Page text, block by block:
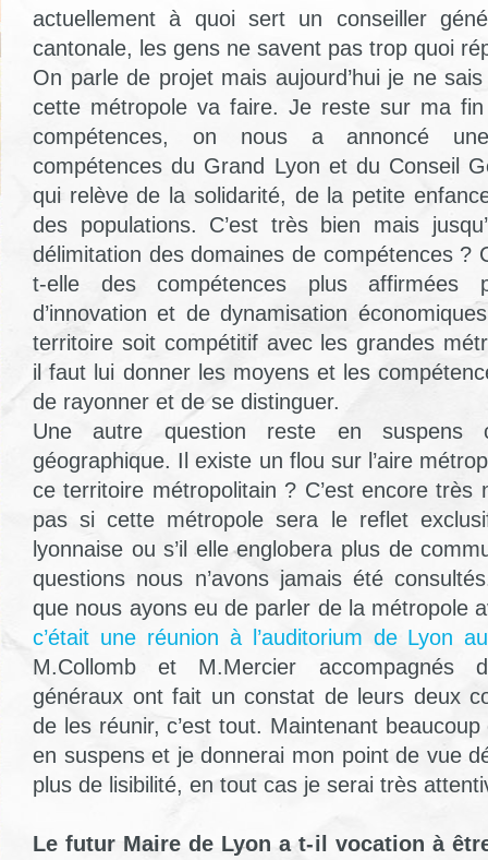
actuellement à quoi sert un conseiller
cantonale, les gens ne savent pas trop quoi
On parle de projet mais aujourd’hui je ne
cette métropole va faire. Je reste sur ma
compétences, on nous a annoncé
compétences du Grand Lyon et du Conseil
qui relève de la solidarité, de la petite
des populations. C’est très bien mais
délimitation des domaines de compétences ?
t-elle des compétences plus affirmées
d’innovation et de dynamisation
territoire soit compétitif avec les grandes
il faut lui donner les moyens et les
de rayonner et de se distinguer.
Une autre question reste en suspens
géographique. Il existe un flou sur l’aire
ce territoire métropolitain ? C’est encore très
pas si cette métropole sera le reflet
lyonnaise ou s’il elle englobera plus de
questions nous n’avons jamais été
que nous ayons eu de parler de la métropole
c’était une réunion àl’auditorium de Lyon
M.Collomb et M.Mercier accompagnés
généraux ont fait un constat de leurs deux
de les réunir, c’est tout. Maintenant
en suspens et je donnerai mon point de vue
plus de lisibilité, en tout cas je serai très
Le futur Maire de Lyon a t-il vocation à